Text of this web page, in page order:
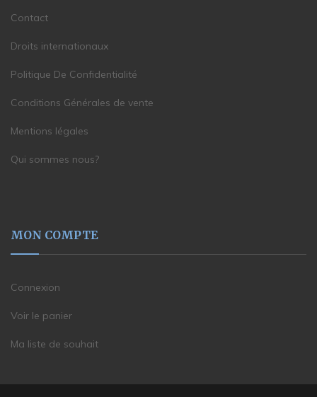
Contact
Droits internationaux
Politique De Confidentialité
Conditions Générales de vente
Mentions légales
Qui sommes nous?
MON COMPTE
Connexion
Voir le panier
Ma liste de souhait